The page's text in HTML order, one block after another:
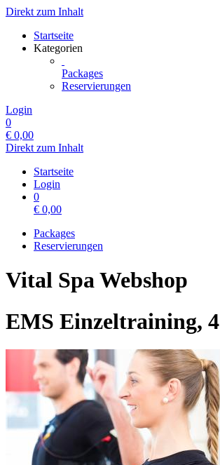
Direkt zum Inhalt
Startseite
Kategorien
Packages
Reservierungen
Login
0
€ 0,00
Direkt zum Inhalt
Startseite
Login
0
€ 0,00
Packages
Reservierungen
Vital Spa Webshop
EMS Einzeltraining,